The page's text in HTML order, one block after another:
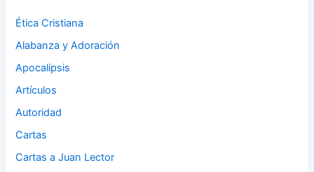
Ética Cristiana
Alabanza y Adoración
Apocalipsis
Artículos
Autoridad
Cartas
Cartas a Juan Lector